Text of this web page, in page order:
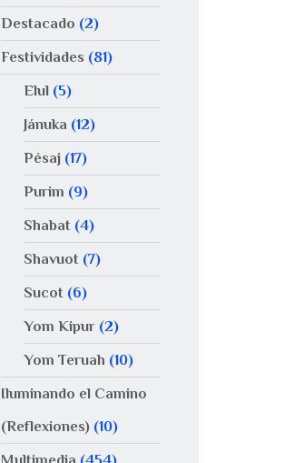
Destacado (2)
Festividades (81)
Elul(5)
Jánuka (12)
Pésaj(17)
Purim (9)
Shabat(4)
Shavuot(7)
Sucot(6)
Yom Kipur(2)
Yom Teruah (10)
Iluminando el Camino
(Reflexiones) (10)